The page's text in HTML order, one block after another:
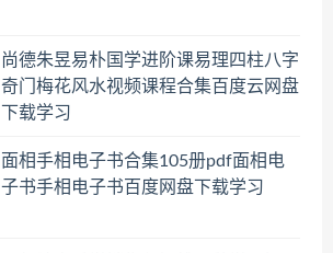
尚德朱昱易朴国学进阶课易理四柱八字
奇门梅花风水视频课程合集百度云网盘
下载学习
面相手相电子书合集105册pdf面相电
子书手相电子书百度网盘下载学习